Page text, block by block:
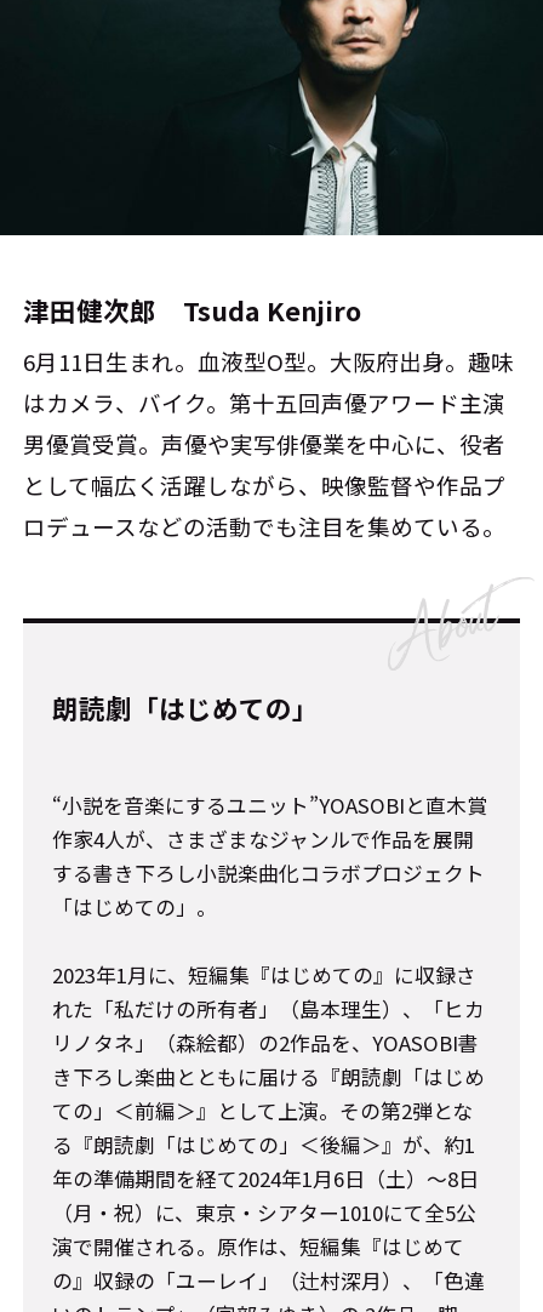
津田健次郎 Tsuda Kenjiro
6月11日生まれ。血液型O型。大阪府出身。趣味
はカメラ、バイク。第十五回声優アワード主演
男優賞受賞。声優や実写俳優業を中心に、役者
として幅広く活躍しながら、映像監督や作品プ
ロデュースなどの活動でも注目を集めている。
朗読劇「はじめての」
“小説を音楽にするユニット”YOASOBIと直木賞
作家4人が、さまざまなジャンルで作品を展開
する書き下ろし小説楽曲化コラボプロジェクト
「はじめての」。
2023年1月に、短編集『はじめての』に収録さ
れた「私だけの所有者」（島本理生）、「ヒカ
リノタネ」（森絵都）の2作品を、YOASOBI書
き下ろし楽曲とともに届ける『朗読劇「はじめ
ての」＜前編＞』として上演。その第2弾とな
る『朗読劇「はじめての」＜後編＞』が、約1
年の準備期間を経て2024年1月6日（土）～8日
（月・祝）に、東京・シアター1010にて全5公
演で開催される。原作は、短編集『はじめて
の』収録の「ユーレイ」（辻村深月）、「色違